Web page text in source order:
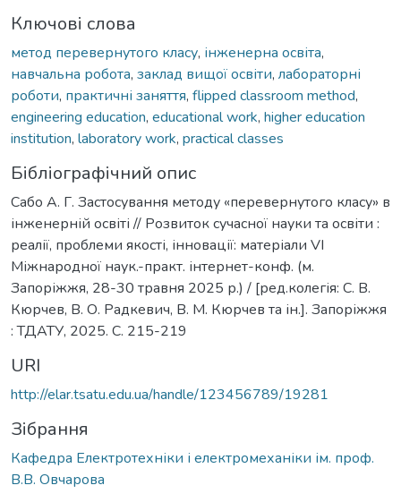
Ключові слова
метод перевернутого класу, інженерна освіта,
навчальна робота, заклад вищої освіти, лабораторні
роботи, практичні заняття, flipped classroom method,
engineering education, educational work, higher education
institution, laboratory work, practical classes
Бібліографічний опис
Сабо А. Г. Застосування методу «перевернутого класу» в
інженерній освіті // Розвиток сучасної науки та освіти :
реалії, проблеми якості, інновації: матеріали VІ
Міжнародної наук.-практ. інтернет-конф. (м.
Запоріжжя, 28-30 травня 2025 р.) / [ред.колегія: С. В.
Кюрчев, В. О. Радкевич, В. М. Кюрчев та ін.]. Запоріжжя
: ТДАТУ, 2025. С. 215-219
URI
http://elar.tsatu.edu.ua/handle/123456789/19281
Зібрання
Кафедра Електротехніки і електромеханіки ім. проф.
В.В. Овчарова